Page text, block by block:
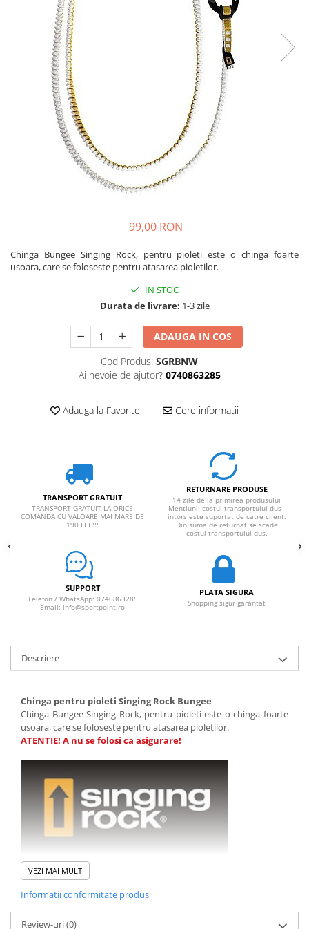
Espadrile
Lopeti de zapada / avalansa
Bandane
Imbracaminte de corp
Jachete copii
Pantaloni copii
99,00 RON
Chinga Bungee Singing Rock, pentru pioleti este o chinga foarte
usoara, care se foloseste pentru atasarea pioletilor.
IN STOC
Durata de livrare: 1-3 zile
ADAUGA IN COS
Cod Produs: SGRBNW
Ai nevoie de ajutor? 0740863285
Adauga la Favorite Cere informatii
TRANSPORT GRATUIT
TRANSPORT GRATUIT LA ORICE
COMANDA CU VALOARE MAI MARE DE
190 LEI !!!
RETURNARE PRODUSE
14 zile de la primirea produsului
Mentiuni: costul transportului dus -
intors este suportat de catre client.
Din suma de returnat se scade
costul transportului dus.
SUPPORT
Telefon / WhatsApp: 0740863285
Email: info@sportpoint.ro
PLATA SIGURA
Shopping sigur garantat
Descriere
Chinga pentru pioleti Singing Rock Bungee
Chinga Bungee Singing Rock, pentru pioleti este o chinga foarte
usoara, care se foloseste pentru atasarea pioletilor.
ATENTIE! A nu se folosi ca asigurare!
Caracteristici:
previne pierderea pioletilor
sau pe coada pioletilor
VEZI MAI MULT
Informatii conformitate produs
Review-uri(0)